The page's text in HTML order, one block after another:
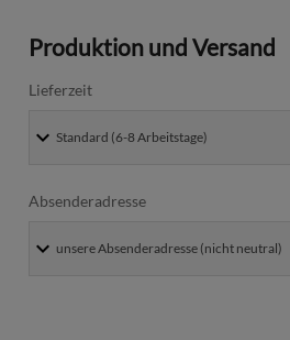
Produktion und Versand
Lieferzeit
Absenderadresse